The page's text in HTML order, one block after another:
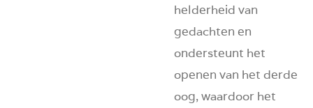
helderheid van
gedachten en
ondersteunt het
openen van het derde
oog, waardoor het